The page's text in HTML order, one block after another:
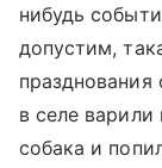
нибудь
допустим,
празднования
в селе
собака и